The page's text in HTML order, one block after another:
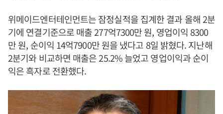
위메이드엔터테인먼트는 잠정실적을 집계한 결과 올해 2분
기에 연결기준으로 매출 277억7300만 원, 영업이익 8300
만 원, 순이익 14억7900만 원을 냈다고 8일 밝혔다. 지난해
2분기와 비교하면 매출은 25.2% 늘었고 영업이익과 순이
익은 흑자로 전환했다.